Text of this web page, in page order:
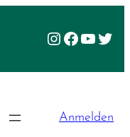
Instagram
Facebook
Anmelden